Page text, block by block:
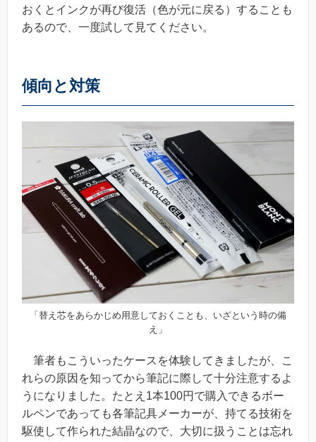
おくとインクが再び復活（色が元に戻る）することも
あるので、一度試して見てください。
傾向と対策
「替え芯をあらかじめ用意しておくことも、いざという時の備
え」
筆者もこういったケースを体験してきましたが、こ
れらの原因を知ってから筆記に際して十分注意するよ
うになりました。たとえ1本100円で購入できるボー
ルペンであっても各筆記具メーカーが、持てる技術を
駆使して作られた結晶なので、大切に扱うことは忘れ